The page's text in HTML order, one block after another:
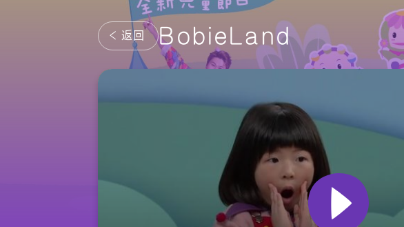
返回 BobieLand